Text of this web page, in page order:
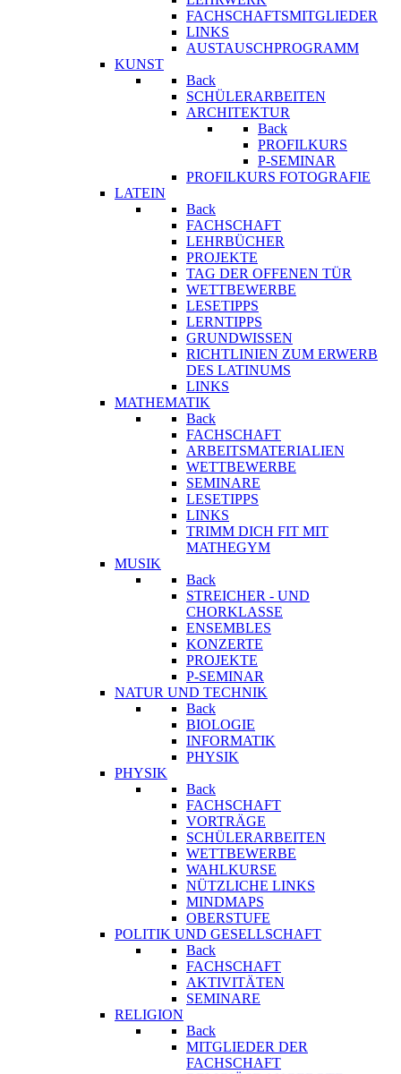
FACHSCHAFTSMITGLIEDER
LINKS
AUSTAUSCHPROGRAMM
KUNST
Back
SCHÜLERARBEITEN
ARCHITEKTUR
Back
PROFILKURS
P-SEMINAR
PROFILKURS FOTOGRAFIE
LATEIN
Back
FACHSCHAFT
LEHRBÜCHER
PROJEKTE
TAG DER OFFENEN TÜR
WETTBEWERBE
LESETIPPS
LERNTIPPS
GRUNDWISSEN
RICHTLINIEN ZUM ERWERB
DES LATINUMS
LINKS
MATHEMATIK
Back
FACHSCHAFT
ARBEITSMATERIALIEN
WETTBEWERBE
SEMINARE
LESETIPPS
LINKS
TRIMM DICH FIT MIT
MATHEGYM
MUSIK
Back
STREICHER - UND
CHORKLASSE
ENSEMBLES
KONZERTE
PROJEKTE
P-SEMINAR
NATUR UND TECHNIK
Back
BIOLOGIE
INFORMATIK
PHYSIK
PHYSIK
Back
FACHSCHAFT
VORTRÄGE
SCHÜLERARBEITEN
WETTBEWERBE
WAHLKURSE
NÜTZLICHE LINKS
MINDMAPS
OBERSTUFE
POLITIK UND GESELLSCHAFT
Back
FACHSCHAFT
AKTIVITÄTEN
SEMINARE
RELIGION
Back
MITGLIEDER DER
FACHSCHAFT